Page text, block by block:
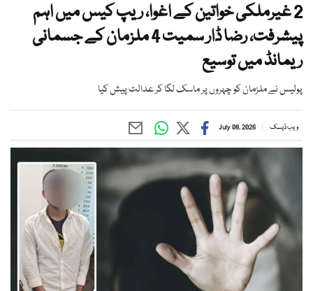
2 غیرملکی خواتین کے اغوا، ریپ کیس میں اہم
پیشرفت، رضا ڈار سمیت 4 ملزمان کے جسمانی
ریمانڈ میں توسیع
پولیس نے ملزمان کو چہروں پر ماسک لگا کر عدالت پیش کیا
ویب ڈیسک July 08, 2026